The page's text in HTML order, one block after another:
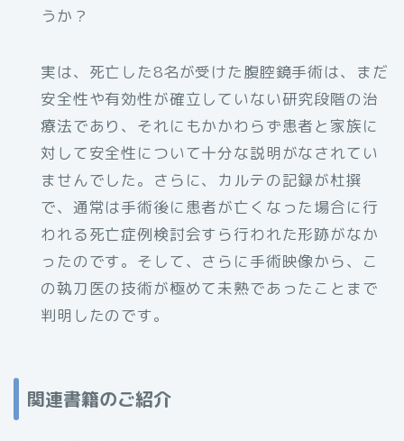
うか？
実は、死亡した8名が受けた腹腔鏡手術は、まだ
安全性や有効性が確立していない研究段階の治
療法であり、それにもかかわらず患者と家族に
対して安全性について十分な説明がなされてい
ませんでした。さらに、カルテの記録が杜撰
で、通常は手術後に患者が亡くなった場合に行
われる死亡症例検討会すら行われた形跡がなか
ったのです。そして、さらに手術映像から、こ
の執刀医の技術が極めて未熟であったことまで
判明したのです。
関連書籍のご紹介